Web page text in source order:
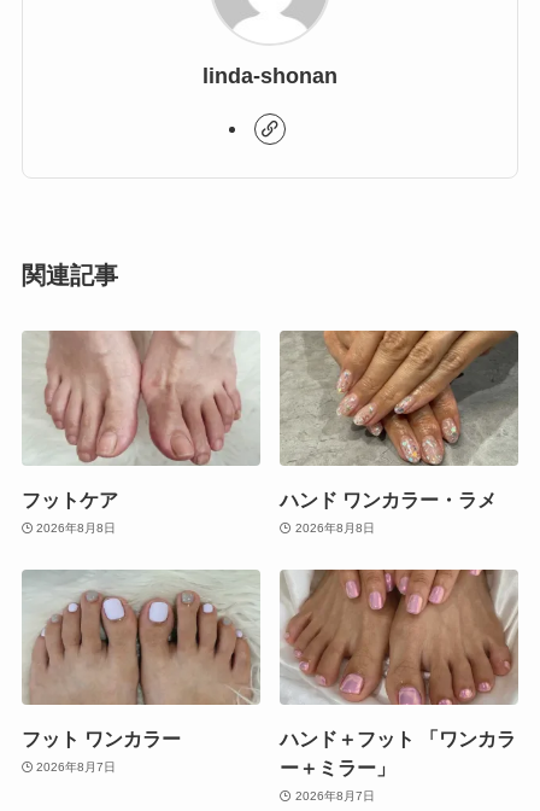
linda-shonan
関連記事
フットケア
2026年8月8日
ハンド ワンカラー・ラメ
2026年8月8日
フット ワンカラー
2026年8月7日
ハンド＋フット 「ワンカラ
ー＋ミラー」
2026年8月7日